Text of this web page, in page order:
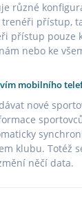
různé
přístup,
přístup pouze
nebo ke
mobilního
nové
klubu. Totéž
něčí data.